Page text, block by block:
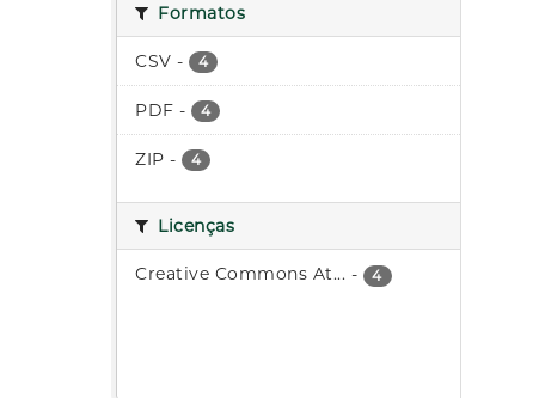
Formatos
CSV - 4
PDF - 4
ZIP - 4
Licenças
Creative Commons At... - 4